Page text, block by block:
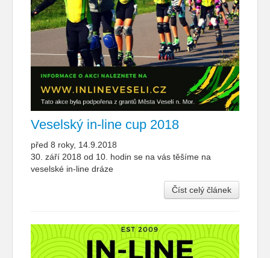
Veselský in-line cup 2018
před 8 roky, 14.9.2018
30. září 2018 od 10. hodin se na vás těšíme na
veselské in-line dráze
Číst celý článek